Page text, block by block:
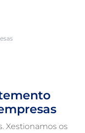
Xestionamos os